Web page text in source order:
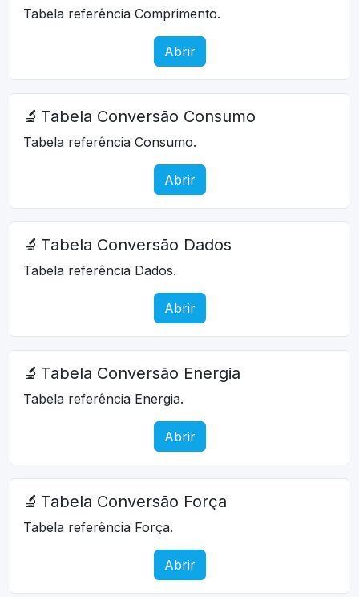
Tabela referência Comprimento.
Abrir
🔬 Tabela Conversão Consumo
Tabela referência Consumo.
Abrir
🔬 Tabela Conversão Dados
Tabela referência Dados.
Abrir
🔬 Tabela Conversão Energia
Tabela referência Energia.
Abrir
🔬 Tabela Conversão Força
Tabela referência Força.
Abrir